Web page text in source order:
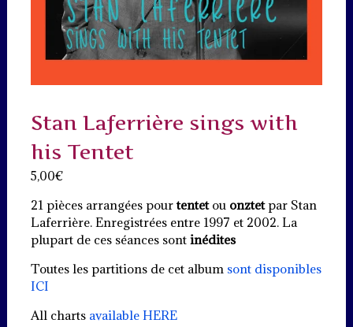
Stan Laferrière sings with
his Tentet
5,00€
21 pièces arrangées pour tentetou onztetpar Stan
Laferrière. Enregistrées entre 1997 et 2002. La
plupart de ces séances sont inédites
Toutes les partitions de cet album sont disponibles
ICI
All charts available HERE